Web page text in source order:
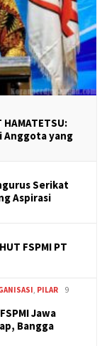
HAMATETSU:
Anggota yang
Serikat
Aspirasi
FSPMI PT
PILAR
9
Jawa
Bangga